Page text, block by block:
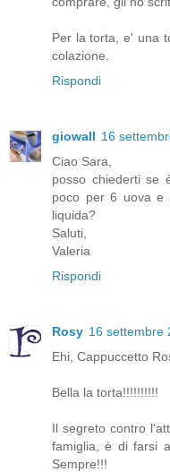
Per la torta, e' una
colazione.
Rispondi
giowall 16
Ciao Sara,
posso chiederti se
poco per 6 uova e
liquida?
Saluti,
Valeria
Rispondi
Rosy 16 settembre
Ehi, Cappuccetto
Bella la torta!!!!!!!!!!
Il segreto contro
famiglia, è di farsi
Sempre!!!